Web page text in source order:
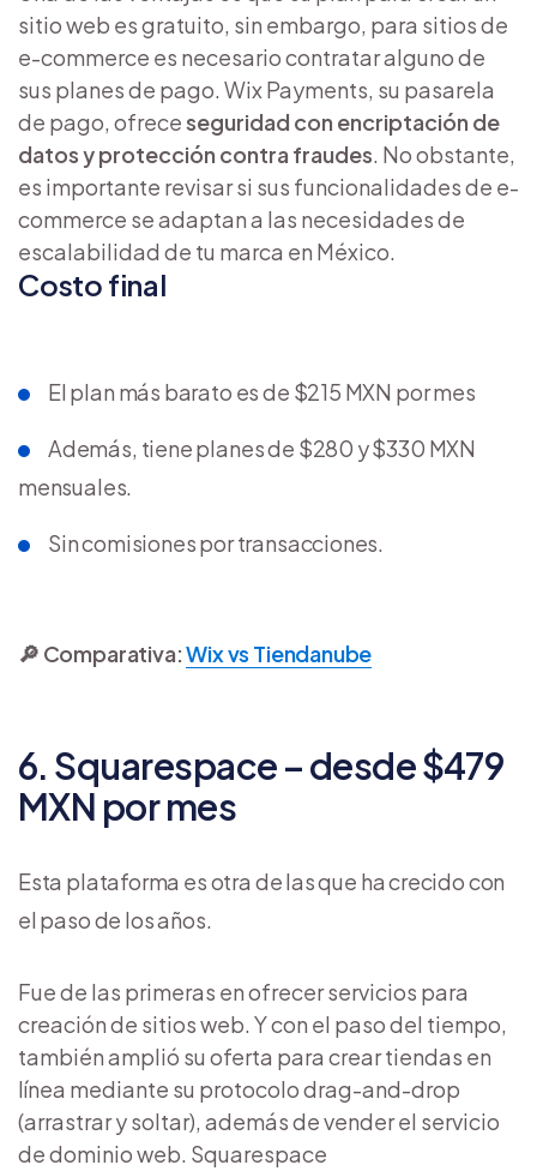
sitio web es gratuito, sin embargo, para sitios de
e-commerce es necesario contratar alguno de
sus planes de pago. Wix Payments, su pasarela
de pago, ofreceseguridad con encriptación de
datos y protección contra fraudes . No obstante,
es importante revisar si sus funcionalidades de e-
commerce se adaptan a las necesidades de
escalabilidad de tu marca en México.
Costo final
El plan más barato es de $215 MXN por mes
Además, tiene planes de $280 y $330 MXN
mensuales.
Sin comisiones por transacciones.
🔎 Comparativa:Wix vs Tiendanube
6. Squarespace – desde $479
MXN por mes
Esta plataforma es otra de las que ha crecido con
el paso de los años.
Fue de las primeras en ofrecer servicios para
creación de sitios web. Y con el paso del tiempo,
también amplió su oferta para crear tiendas en
línea mediante su protocolo drag-and-drop
(arrastrar y soltar), además de vender el servicio
de dominio web. Squarespace